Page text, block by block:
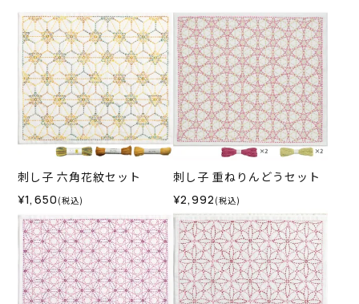
刺し子 六角花紋セット
¥1,650 (税込)
刺し子 重ねりんどうセット
¥2,992 (税込)